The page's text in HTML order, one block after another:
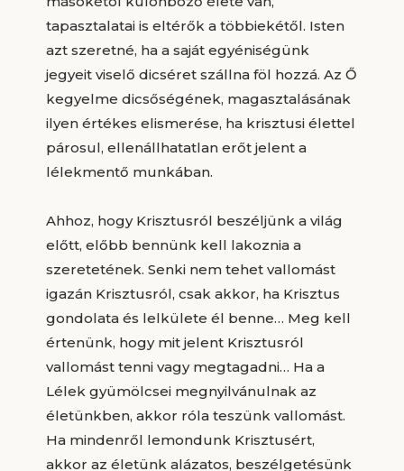
tapasztalatai is eltérők a többiekétől. Isten
azt szeretné, ha a saját egyéniségünk
jegyeit viselő dicséret szállna föl hozzá. Az Ő
kegyelme dicsőségének, magasztalásának
ilyen értékes elismerése, ha krisztusi élettel
párosul, ellenállhatatlan erőt jelent a
lélekmentő munkában.
Ahhoz, hogy Krisztusról beszéljünk a világ
előtt, előbb bennünk kell lakoznia a
szeretetének. Senki nem tehet vallomást
igazán Krisztusról, csak akkor, ha Krisztus
gondolata és lelkülete él benne… Meg kell
értenünk, hogy mit jelent Krisztusról
vallomást tenni vagy megtagadni… Ha a
Lélek gyümölcsei megnyilvánulnak az
életünkben, akkor róla teszünk vallomást.
Ha mindenről lemondunk Krisztusért,
akkor az életünk alázatos, beszélgetésünk